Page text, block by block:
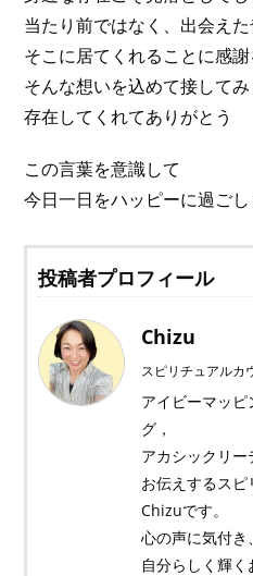
当たり前ではなく、出会え
そこに居てくれることに感謝
そんな想いを込めて接してみ
存在してくれてありがとう
この言葉を意識して
今日一日をハッピーに過ごし
投稿者プロフィール
Chizu
スピリチュアルカ
アイビーマッ
グ，
アカシックリ
お伝えするス
Chizuです。
心の声に気付
自分らしく輝く